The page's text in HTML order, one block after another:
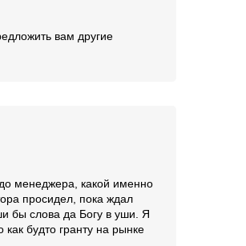
вам другие
менеджера, какой именно
просидел, пока ждал
бы слова да Богу в уши. Я
будто гранту на рынке